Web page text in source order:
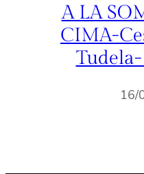
A LA
CIMA-
16/